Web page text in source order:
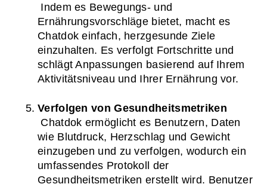
Ernährungsvorschläge bietet, macht es
Chatdok einfach, herzgesunde Ziele
einzuhalten. Es verfolgt Fortschritte und
schlägt Anpassungen basierend auf Ihrem
Aktivitätsniveau und Ihrer Ernährung vor.
Verfolgen von Gesundheitsmetriken
wie Blutdruck, Herzschlag und Gewicht
einzugeben und zu verfolgen, wodurch ein
umfassendes Protokoll der
Gesundheitsmetriken erstellt wird. Benutzer